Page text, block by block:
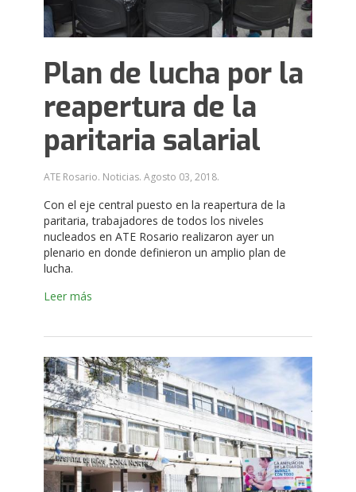
Plan de lucha por la
reapertura de la
paritaria salarial
ATE Rosario. Noticias. Agosto 03, 2018.
Con el eje central puesto en la reapertura de la
paritaria, trabajadores de todos los niveles
nucleados en ATE Rosario realizaron ayer un
plenario en donde definieron un amplio plan de
lucha.
Leer más